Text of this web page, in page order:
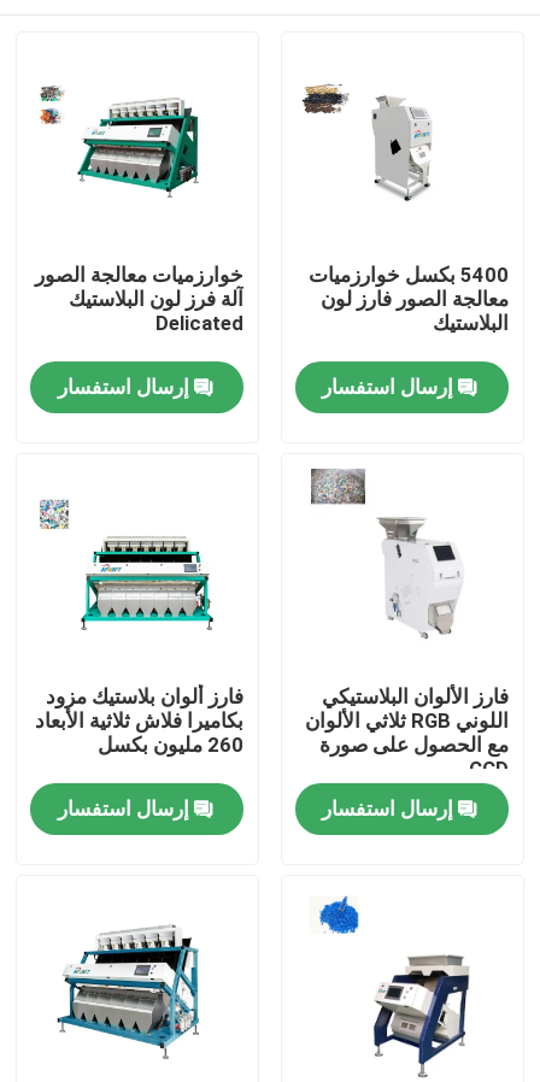
الصفحة الرئيسية
معلومات عنا
جولة في المعمل
مراقبة الجودة
اتصل بنا
أخبار
فارز لون الأرز
فارز لون الحبوب
5400 بكسل خوارزميات
معالجة الصور فارز لون
البلاستيك
إرسال استفسار
خوارزميات معالجة الصور
آلة فرز لون البلاستيك
Delicated
إرسال استفسار
فارز الألوان البلاستيكي
اللوني RGB ثلاثي الألوان
مع الحصول على صورة
CCD
إرسال استفسار
فارز ألوان بلاستيك مزود
بكاميرا فلاش ثلاثية الأبعاد
260 مليون بكسل
إرسال استفسار